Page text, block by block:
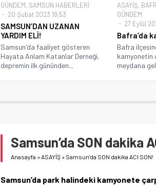
GÜNDEM, SAMSUN HABERLERİ
20 Şubat 2023 18:53
SAMSUN’DAN UZANAN
YARDIM ELİ!
Samsun'da faaliyet gösteren
Hayata Anlam Katanlar Derneği,
depremin ilk gününden...
ASAYİŞ,
GÜNDEM
27 Eylül
Bafra’da
Bafra
kamyonetin
meydana
Samsun’da SON dakika
Anasayfa » ASAYİŞ » Samsun’da SON dakika ACI SON!
Samsun’da park halindeki kamyonete